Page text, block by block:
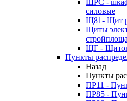
ШРС -
силовые
Щ81- Щит
Щиты
ЩГ -
Пункты
Назад
Пункты
ПР11 -
ПР85 -